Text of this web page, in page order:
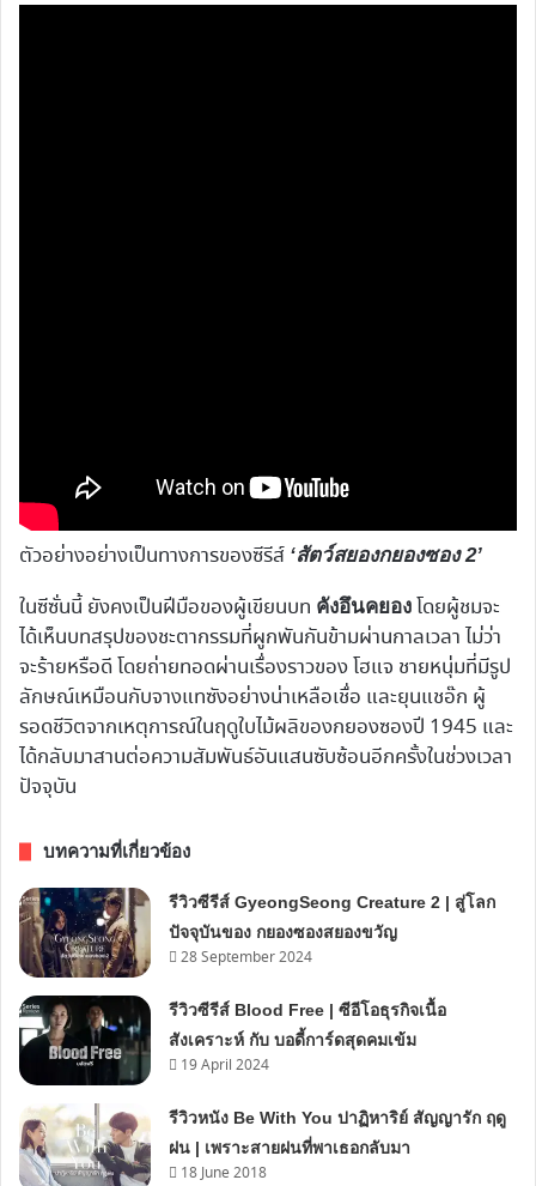
ตัวอย่างอย่างเป็นทางการของซีรีส์ ‘สัตว์สยองกยองซอง 2’
ในซีซั่นนี้ ยังคงเป็นฝีมือของผู้เขียนบท คังอึนคยอง โดยผู้ชมจะ
ได้เห็นบทสรุปของชะตากรรมที่ผูกพันกันข้ามผ่านกาลเวลา ไม่ว่า
จะร้ายหรือดี โดยถ่ายทอดผ่านเรื่องราวของ โฮแจ ชายหนุ่มที่มีรูป
ลักษณ์เหมือนกับจางแทซังอย่างน่าเหลือเชื่อ และยุนแชอ๊ก ผู้
รอดชีวิตจากเหตุการณ์ในฤดูใบไม้ผลิของกยองซองปี 1945 และ
ได้กลับมาสานต่อความสัมพันธ์อันแสนซับซ้อนอีกครั้งในช่วงเวลา
ปัจจุบัน
บทความที่เกี่ยวข้อง
รีวิวซีรีส์ GyeongSeong Creature 2 | สู่โลก
ปัจจุบันของ กยองซองสยองขวัญ
28 September 2024
รีวิวซีรีส์ Blood Free | ซีอีโอธุรกิจเนื้อ
สังเคราะห์ กับ บอดี้การ์ดสุดคมเข้ม
19 April 2024
รีวิวหนัง Be With You ปาฏิหาริย์ สัญญารัก ฤดู
ฝน | เพราะสายฝนที่พาเธอกลับมา
18 June 2018